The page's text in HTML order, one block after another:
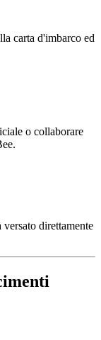
carta d'imbarco ed
o collaborare
direttamente